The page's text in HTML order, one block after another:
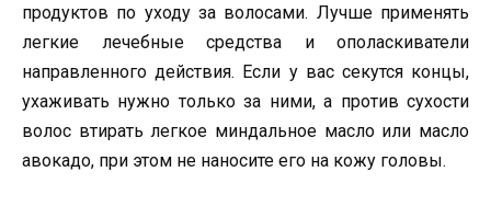
продуктов по уходу за волосами. Лучше применять
легкие лечебные средства и ополаскиватели
направленного действия. Если у вас секутся концы,
ухаживать нужно только за ними, а против сухости
волос втирать легкое миндальное масло или масло
авокадо, при этом не наносите его на кожу головы.